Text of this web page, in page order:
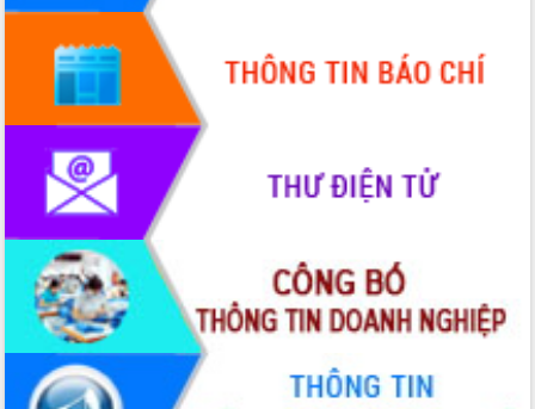
giải ngân vốn khắc phục thiên tai
HĐND tỉnh thông qua điều chỉnh Quy
hoạch tỉnh thời kỳ 2021-2030
Hội thảo góp ý hồ sơ điều chỉnh quy
hoạch tỉnh Đắk Lắk thời kỳ 2021-2030,
Nâng cao hiệu quả hoạt động của các
doanh nghiệp nhà nước
Hội nghị triển khai kết nối mạng
truyền số liệu chuyên dùng phục vụ cơ
quan Đảng, Nhà nước
Lễ phát động chuỗi hoạt động chung
tay làm sạch môi trường
Xã Ea Kar bước chuyển mình trong
công tác cải cách hành chính mô hình
mới